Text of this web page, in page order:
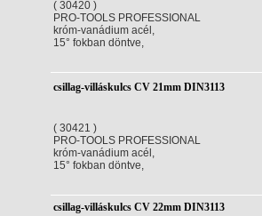
( 30420 )
PRO-TOOLS PROFESSIONAL
króm-vanádium acél,
15° fokban döntve,
csillag-villáskulcs CV 21mm DIN3113
( 30421 )
PRO-TOOLS PROFESSIONAL
króm-vanádium acél,
15° fokban döntve,
csillag-villáskulcs CV 22mm DIN3113